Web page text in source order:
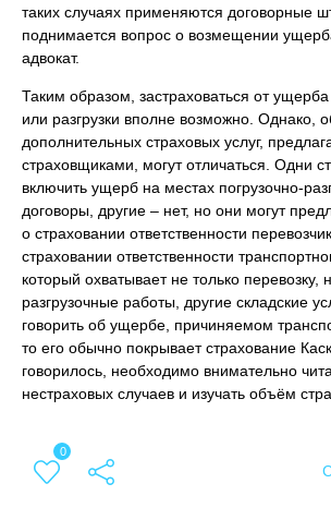
таких случаях применяются договорные
поднимается вопрос о возмещении
адвокат.
Таким образом, застраховаться от ущерба
или разгрузки вполне возможно. Однако,
дополнительных страховых услуг,
страховщиками, могут отличаться. Одни
включить ущерб на местах погрузочно-
договоры, другие – нет, но они могут
о страховании ответственности
страховании ответственности
который охватывает не только перевозку,
разгрузочные работы, другие складские
говорить об ущербе, причиняемом
то его обычно покрывает страхование
говорилось, необходимо внимательно
нестраховых случаев и изучать объём
0